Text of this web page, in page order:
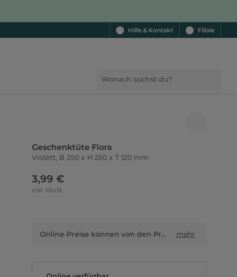
Hilfe & Kontakt Filiale
Geschenktüte Flora
Violett, B 250 x H 250 x T 120 mm
3,99 €
inkl. MwSt
Online-Preise können von den Preisen in Filialen sowie Shop-in-Shop-Flächen abweichen. mehr